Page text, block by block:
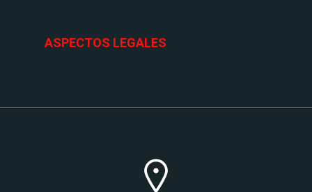
ASPECTOS LEGALES